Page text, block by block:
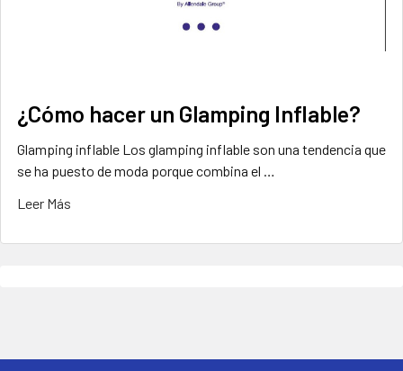
¿Cómo hacer un Glamping Inflable?
Glamping inflable Los glamping inflable son una tendencia que
se ha puesto de moda porque combina el …
Leer Más